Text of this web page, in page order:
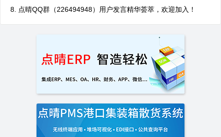
点晴QQ群（226494948）用户发言精华荟萃，欢迎加入！